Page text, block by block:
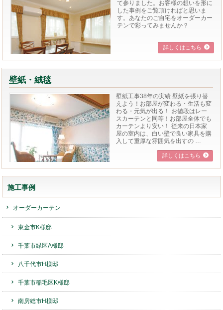
て参りました。お客様の想いを形に
した事例をご覧頂ければと思いま
す。あなたのご自宅をオーダーカー
テンで彩ってみませんか？
詳しくはこちら
壁紙・絨毯
壁紙工事38年の実績 壁紙を張り替
えよう！お部屋が変わる・生活も変
わる・元気が出る！ お値段はレー
スカーテンと同等！お部屋全体でも
カーテンより安い！ 従来の日本家
屋の室内は、白い壁で良い家具を購
入して重厚な雰囲気を出すの …
詳しくはこちら
施工事例
オーダーカーテン
東金市K様邸
千葉市緑区A様邸
八千代市H様邸
千葉市稲毛区K様邸
南房総市H様邸